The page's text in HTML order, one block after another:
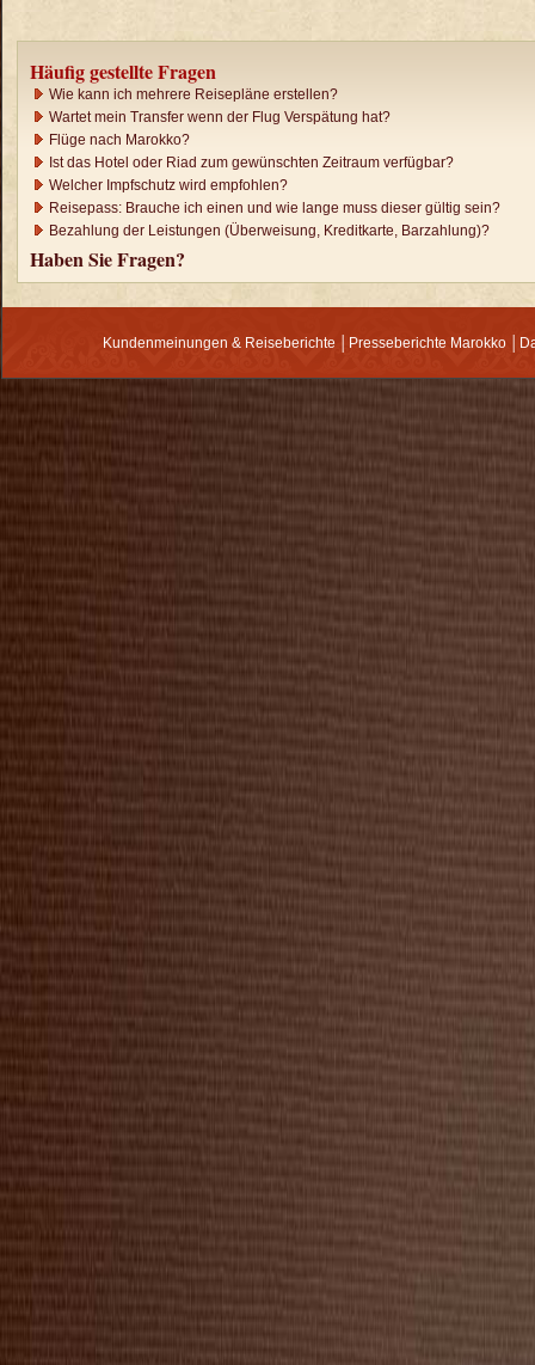
Häufig gestellte Fragen
Wie kann ich mehrere Reisepläne erstellen?
Wartet mein Transfer wenn der Flug Verspätung hat?
Flüge nach Marokko?
Ist das Hotel oder Riad zum gewünschten Zeitraum verfügbar?
Welcher Impfschutz wird empfohlen?
Reisepass: Brauche ich einen und wie lange muss dieser gültig sein?
Bezahlung der Leistungen (Überweisung, Kreditkarte, Barzahlung)?
Haben Sie Fragen?
Kundenmeinungen & Reiseberichte Presseberichte Marokko